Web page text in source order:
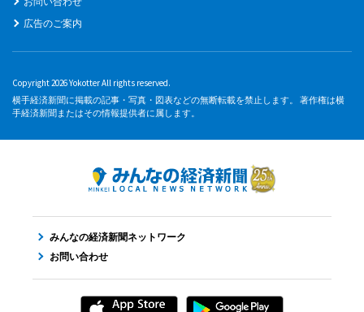
広告のご案内
Copyright 2026 Yokotter All rights reserved.
横手経済新聞に掲載の記事・写真・図表などの無断転載を禁止します。 著作権は横
手経済新聞またはその情報提供者に属します。
みんなの経済新聞ネットワーク
お問い合わせ